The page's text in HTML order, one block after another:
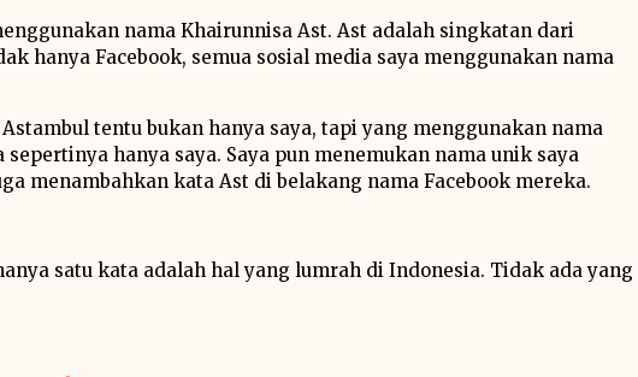
nama Khairunnisa Ast. Ast adalah singkatan dari
hanya Facebook, semua sosial media saya menggunakan nama
tentu bukan hanya saya, tapi yang menggunakan nama
hanya saya. Saya pun menemukan nama unik saya
menambahkan kata Ast di belakang nama Facebook mereka.
satu kata adalah hal yang lumrah di Indonesia. Tidak ada yang